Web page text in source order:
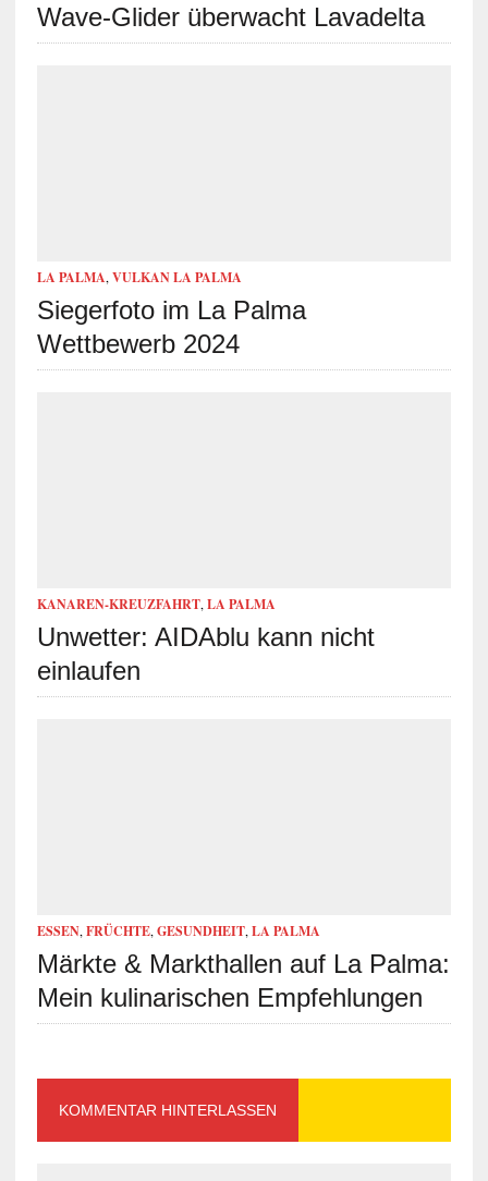
Wave-Glider überwacht Lavadelta
LA PALMA, VULKAN LA PALMA
Siegerfoto im La Palma
Wettbewerb 2024
KANAREN-KREUZFAHRT, LA PALMA
Unwetter: AIDAblu kann nicht
einlaufen
ESSEN, FRÜCHTE, GESUNDHEIT, LA PALMA
Märkte & Markthallen auf La Palma:
Mein kulinarischen Empfehlungen
KOMMENTAR HINTERLASSEN